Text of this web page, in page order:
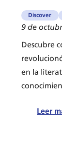
Discover
9 de
Descubre
en la
Leer